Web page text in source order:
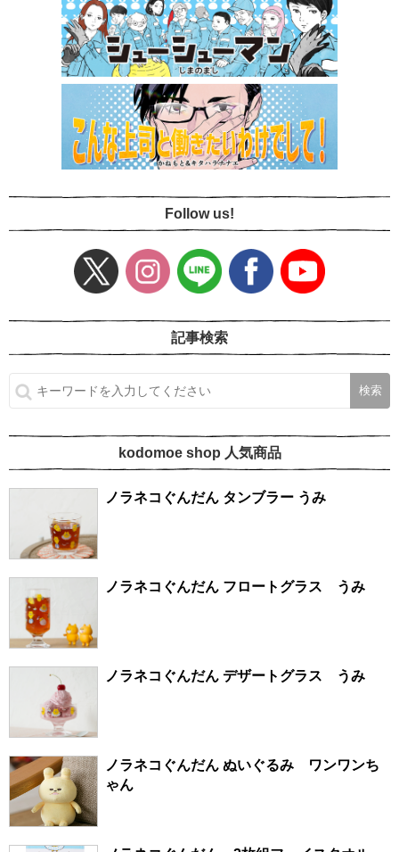
Follow us!
記事検索
kodomoe shop 人気商品
ノラネコぐんだん タンブラー うみ
ノラネコぐんだん フロートグラス うみ
ノラネコぐんだん デザートグラス うみ
ノラネコぐんだん ぬいぐるみ ワンワンち
ゃん